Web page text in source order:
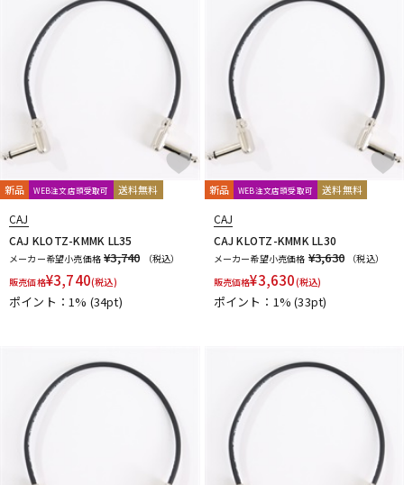
新品 WEB注文店頭受取可 送料無料
CAJ
CAJ KLOTZ-KMMK LL35
メーカー希望小売価格 ¥3,740
（税込）
販売価格¥3,740(税込)
ポイント：1% (34pt)
新品 WEB注文店頭受取可 送料無料
CAJ
CAJ KLOTZ-KMMK LL30
メーカー希望小売価格 ¥3,630
（税込）
販売価格¥3,630(税込)
ポイント：1%(33pt)